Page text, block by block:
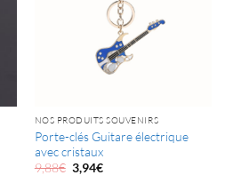
NOS PRODUITS SOUVENIRS
Porte-clés Guitare électrique
avec cristaux
9,88€ Le
prix
3,94€Le